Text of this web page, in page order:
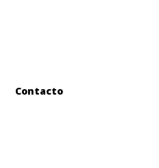
Contacto
Contacto